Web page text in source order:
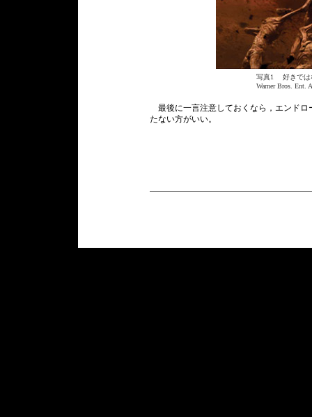
写真1 好きでは
Warner Bros. Ent.
最後に一言注意しておくなら，エンドロ
たない方がいい。